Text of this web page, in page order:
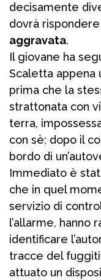
decisamente
dovrà
aggravata.
Il giovane ha
Scaletta appena
prima che la
strattonata con
terra,
con sè; dopo il
bordo di
Immediato è
che in quel
servizio di
l’allarme,
identificare
tracce del
attuato un